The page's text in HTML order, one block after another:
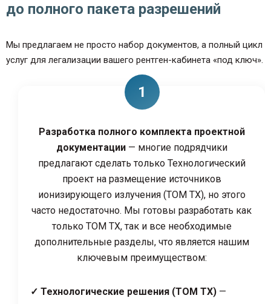
до полного пакета разрешений
Мы предлагаем не просто набор документов, а полный цикл
услуг для легализации вашего рентген-кабинета «под ключ».
Разработка полного комплекта проектной
документации— многие подрядчики
предлагают сделать только Технологический
проект на размещение источников
ионизирующего излучения (ТОМ ТХ), но этого
часто недостаточно. Мы готовы разработать как
только ТОМ ТХ, так и все необходимые
дополнительные разделы, что является нашим
ключевым преимуществом:
✓ Технологические решения (ТОМ ТХ) —